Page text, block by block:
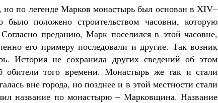
но по легенде Марков монастырь был основан в XIV–
положено строительством часовни, которую
преданию, Марк поселился в этой часовне,
его примеру последовали и другие. Так возник
История не сохранила других сведений об этом
обители того времени. Монастырь же так и стали
вне города, но позднее и в этой местности стали
название по монастырю – Марковщина. Название